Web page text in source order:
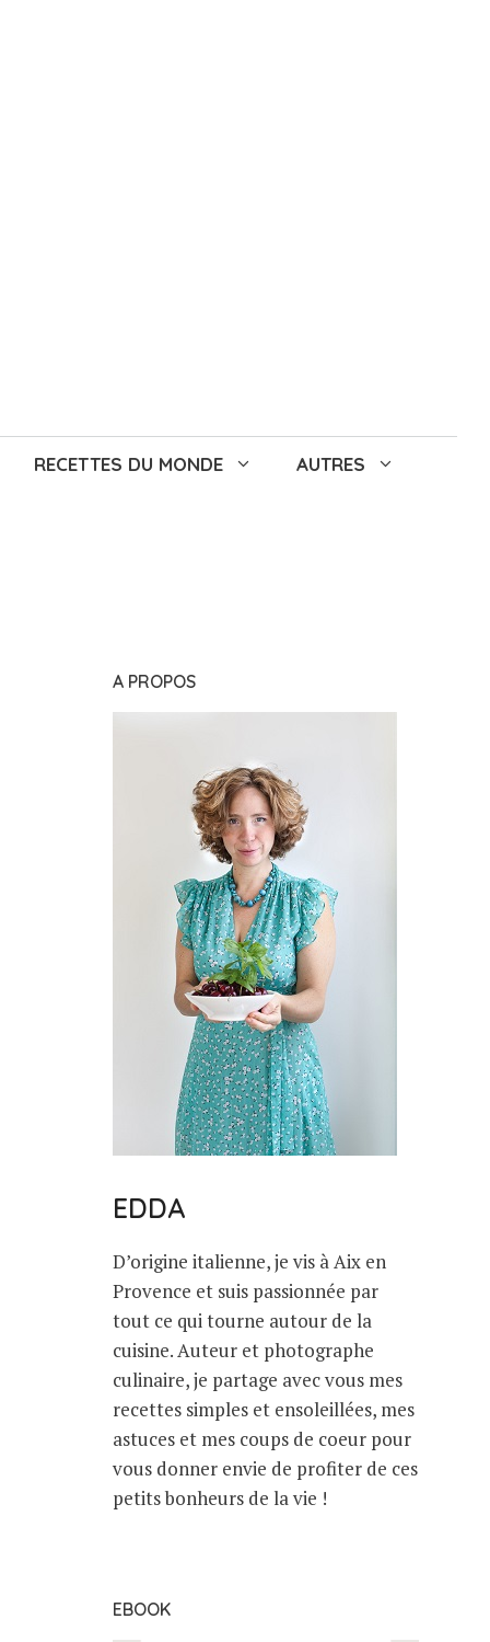
RECETTES DU MONDE AUTRES
A PROPOS
EDDA
D’origine italienne, je vis à Aix en
Provence et suis passionnée par
tout ce qui tourne autour de la
cuisine. Auteur et photographe
culinaire, je partage avec vous mes
recettes simples et ensoleillées, mes
astuces et mes coups de coeur pour
vous donner envie de profiter de ces
petits bonheurs de la vie !
EBOOK